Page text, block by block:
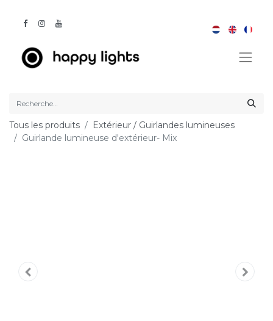
Tous les produits
Extérieur / Guirlandes lumineuses
Guirlande lumineuse d'extérieur- Mix